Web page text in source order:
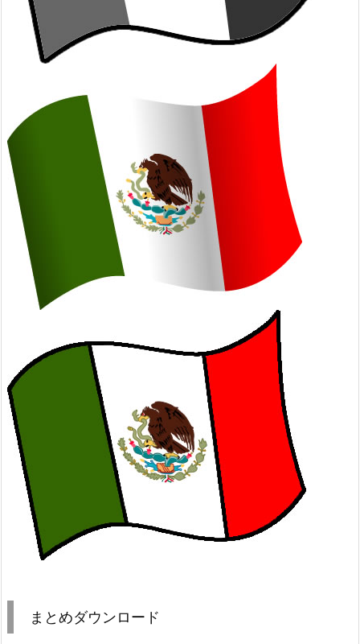
まとめダウンロード